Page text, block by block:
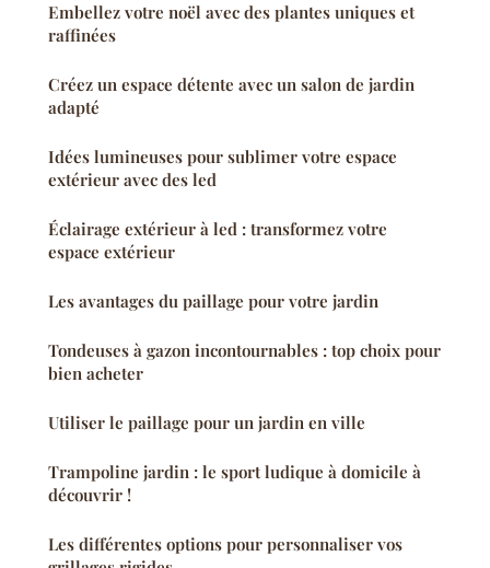
Embellez votre noël avec des plantes uniques et
raffinées
Créez un espace détente avec un salon de jardin
adapté
Idées lumineuses pour sublimer votre espace
extérieur avec des led
Éclairage extérieur à led : transformez votre
espace extérieur
Les avantages du paillage pour votre jardin
Tondeuses à gazon incontournables : top choix pour
bien acheter
Utiliser le paillage pour un jardin en ville
Trampoline jardin : le sport ludique à domicile à
découvrir !
Les différentes options pour personnaliser vos